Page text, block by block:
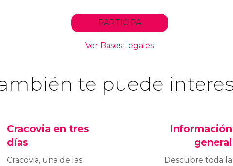
te puede
Cracovia en tres
días
Cracovia, una de las
Información
general
Descubre toda la